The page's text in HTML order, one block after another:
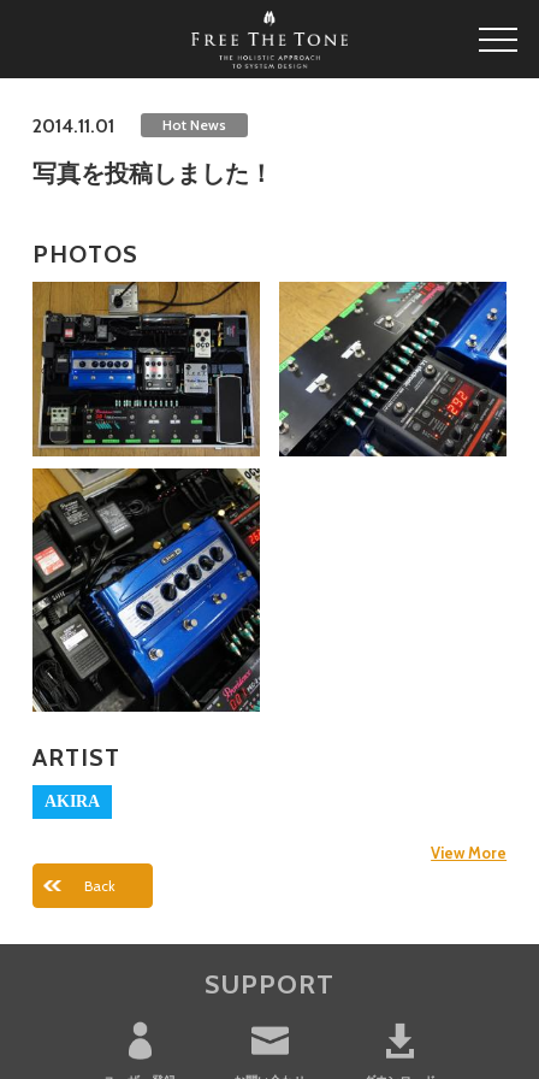
2014.11.01 Hot News
写真を投稿しました！
PHOTOS
ARTIST
AKIRA
View More
Back
SUPPORT